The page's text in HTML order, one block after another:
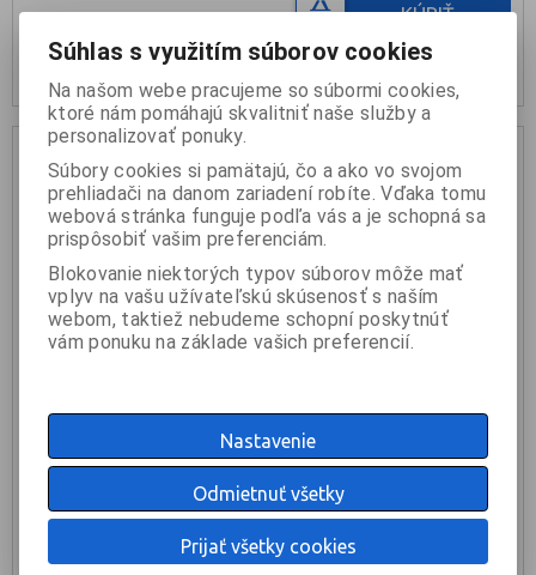
KÚPIŤ
nie je na sklade
GUIL TMU-01 Profilový konektor
16 €
KÚPIŤ
Súhlas s využitím súborov cookies
Na našom webe pracujeme so súbormi cookies,
ktoré nám pomáhajú skvalitniť naše služby a
personalizovať ponuky.
Súbory cookies si pamätajú, čo a ako vo svojom
prehliadači na danom zariadení robíte. Vďaka tomu
webová stránka funguje podľa vás a je schopná sa
prispôsobiť vašim preferenciám.
Blokovanie niektorých typov súborov môže mať
vplyv na vašu užívateľskú skúsenosť s naším
webom, taktiež nebudeme schopní poskytnúť
vám ponuku na základe vašich preferencií.
Nastavenie
Odmietnuť všetky
Prijať všetky cookies